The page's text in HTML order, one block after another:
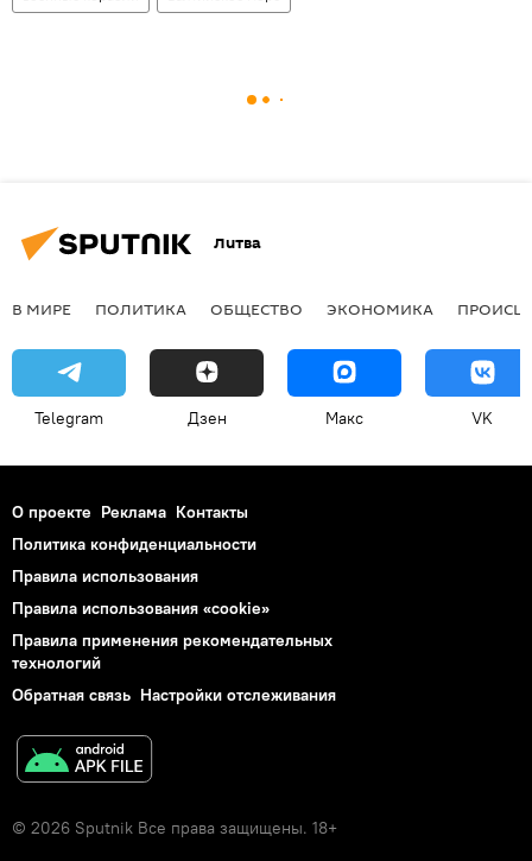
Литва
В МИРЕ ПОЛИТИКА ОБЩЕСТВО ЭКОНОМИКА
Telegram Дзен Макс VK
О проекте Реклама Контакты
Политика конфиденциальности
Правила использования
Правила использования «cookie»
Правила применения рекомендательных
технологий
Обратная связь Настройки отслеживания
© 2026 Sputnik Все права защищены. 18+